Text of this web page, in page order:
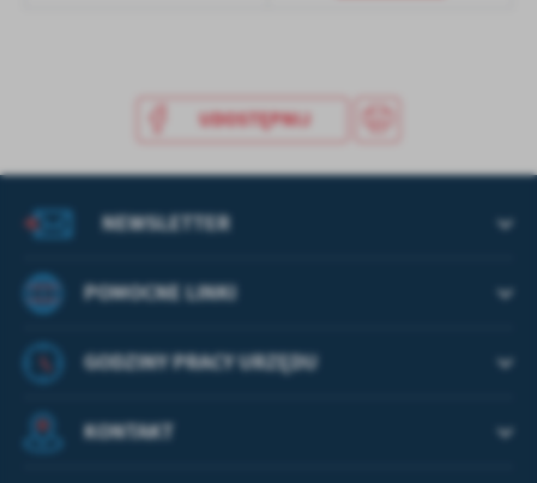
UDOSTĘPNIJ
POMOCNE LINKI
NEWSLETTER
GODZINY PRACY URZĘDU
KONTAKT